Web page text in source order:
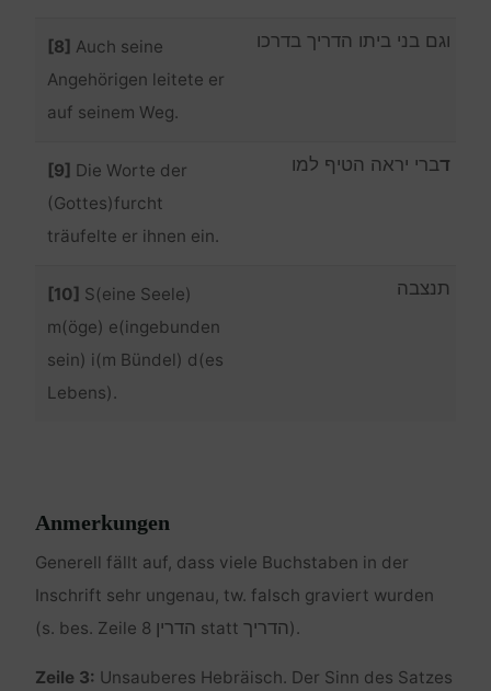
[8] Auch seine
Angehörigen leitete er
auf seinem Weg.
וגם בני ביתו הדריך בדרכו
[9] Die Worte der
(Gottes)furcht
träufelte er ihnen ein.
דברי יראה הטיף למו
[10] S(eine Seele)
m(öge) e(ingebunden
sein) i(m Bündel) d(es
Lebens).
תנצבה
Anmerkungen
Generell fällt auf, dass viele Buchstaben in der
Inschrift sehr ungenau, tw. falsch graviert wurden
(s. bes. Zeile 8 הדרין statt הדריך).
Zeile 3: Unsauberes Hebräisch. Der Sinn des Satzes